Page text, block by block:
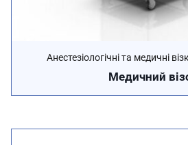
Анестезіологічні та медичні
Медичний